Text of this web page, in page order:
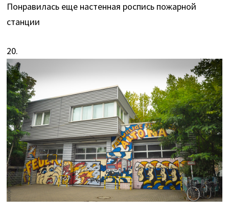
Понравилась еще настенная роспись пожарной
станции
20.